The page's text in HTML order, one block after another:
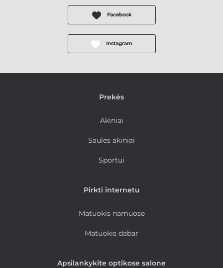
Facebook
Instagram
Prekės
Akiniai
Saulės akiniai
Sportui
Pirkti internetu
Matuokis namuose
Matuokis dabar
Apsilankykite optikose salone